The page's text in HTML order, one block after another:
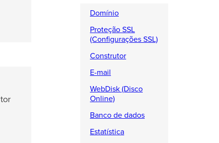
Domínio
Proteção SSL
(Configurações SSL)
Construtor
E-mail
WebDisk (Disco
Online)
Banco de dados
Estatística